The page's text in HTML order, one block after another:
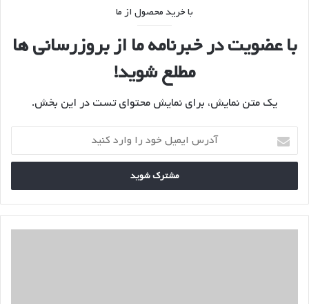
با خرید محصول از ما
با عضویت در خبرنامه ما از بروزرسانی ها
مطلع شوید!
یک متن نمایش، برای نمایش محتوای تست در این بخش.
آدرس
ایمیل
خود
را
کنید